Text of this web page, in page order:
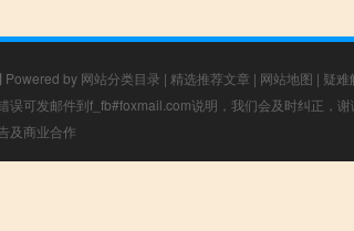
Powered by 网站分类目录 | 精选推荐文章 | 网站地图 | 疑难
误可发邮件到f_fb#foxmail.com说明，我们会及时纠正，谢
及商业合作